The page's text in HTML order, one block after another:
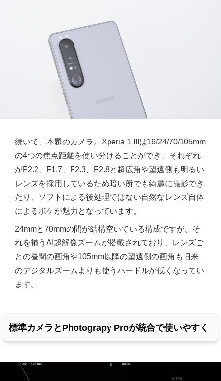
続いて、本題のカメラ。Xperia 1 IIIは16/24/70/105mm
の4つの焦点距離を使い分けることができ、それぞれ
がF2.2、F1.7、F2.3、F2.8と超広角や望遠側も明るい
レンズを採用しているため暗い所でも綺麗に撮影でき
たり、ソフトによる後処理ではない自然なレンズ自体
によるボケが魅力となっています。
24mmと70mmの間が結構空いている構成ですが、そ
れを補うAI超解像ズームが搭載されており、レンズご
との昼間の画角や105mm以降の望遠側の画角も旧来
のデジタルズームよりも使うハードルが低くなってい
ます。
標準カメラとPhotograpy Proが統合で使いやすく